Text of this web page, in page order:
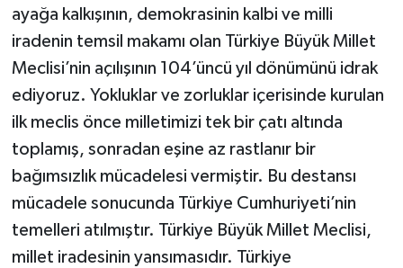
ayağa kalkışının, demokrasinin kalbi ve milli
iradenin temsil makamı olan Türkiye Büyük Millet
Meclisi’nin açılışının 104’üncü yıl dönümünü idrak
ediyoruz. Yokluklar ve zorluklar içerisinde kurulan
ilk meclis önce milletimizi tek bir çatı altında
toplamış, sonradan eşine az rastlanır bir
bağımsızlık mücadelesi vermiştir. Bu destansı
mücadele sonucunda Türkiye Cumhuriyeti’nin
temelleri atılmıştır. Türkiye Büyük Millet Meclisi,
millet iradesinin yansımasıdır. Türkiye